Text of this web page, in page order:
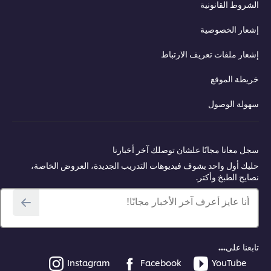
القانونية
الخصوصية
ملفات تعريف الارتباط
الموقع
الوصول
معانا مجانًا علشان توصلك آخر أخبارنا
أول واحد يشوف فيديوهات التدريب الجديدة، العروض الخاصة،
الطبخ وأكتر.
أنا عايز أعرف آخر الأخبار مجانًا!
على...
YouTube
Facebook
Instagram